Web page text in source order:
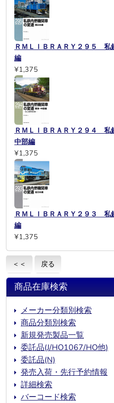
ＲＭＬＩＢＲＡＲＹ２９５
編
¥1,375
ＲＭＬＩＢＲＡＲＹ２９４
中部編
¥1,375
ＲＭＬＩＢＲＡＲＹ２９３ 私
編
¥1,375
＜＜ 戻る
商品在庫検索
メーカー分類別検索
商品分類別検索
新規発売製品一覧
委託品(J/HO1067/HO他)
委託品(N)
発売入荷・先行予約情報
詳細検索
バーコード検索